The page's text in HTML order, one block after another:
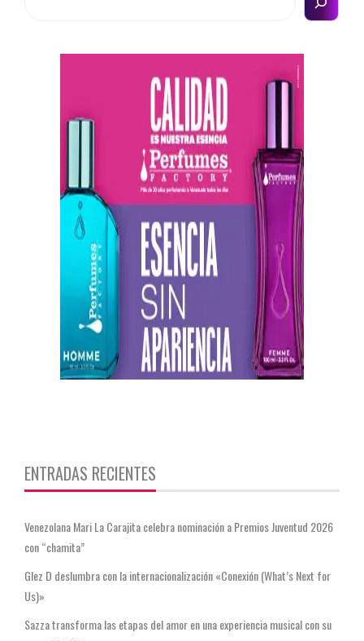
ENTRADAS RECIENTES
Venezolana Mari La Carajita celebra nominación a Premios Juventud 2026
con “chamita”
Glez D deslumbra con la internacionalización «Conexión (What’s Next for
Us)»
Sazza transforma las etapas del amor en una experiencia musical con su